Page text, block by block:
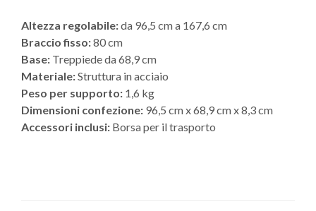
Altezza regolabile:da 96,5 cm a 167,6 cm
Braccio fisso:80 cm
Base: Treppiede da 68,9 cm
Materiale:Struttura in acciaio
Peso per supporto: 1,6 kg
Dimensioni confezione: 96,5 cm x 68,9 cm x 8,3 cm
Accessori inclusi: Borsa per il trasporto